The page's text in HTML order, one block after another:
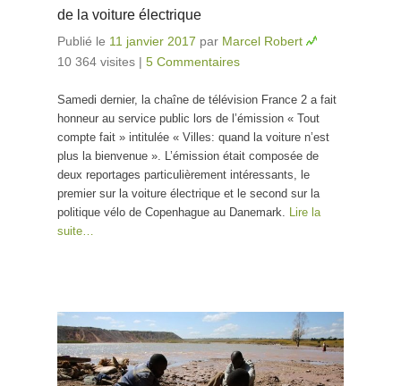
de la voiture électrique
Publié le 11 janvier 2017 par Marcel Robert
10 364 visites | 5 Commentaires
Samedi dernier, la chaîne de télévision France 2 a fait
honneur au service public lors de l’émission « Tout
compte fait » intitulée « Villes: quand la voiture n’est
plus la bienvenue ». L’émission était composée de
deux reportages particulièrement intéressants, le
premier sur la voiture électrique et le second sur la
politique vélo de Copenhague au Danemark. Lire la
suite…